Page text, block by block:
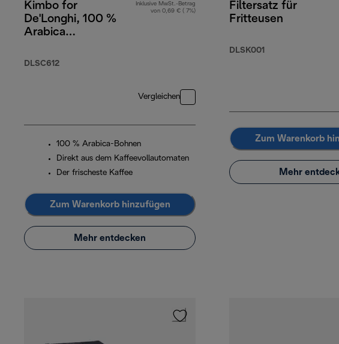
Kimbo for
De'Longhi, 100 %
Arabica
250 g
DLSC612
Inklusive MwSt.-Betrag
von 0,69 € ( 7%)
Vergleichen
100 % Arabica-Bohnen
Direkt aus dem Kaffeevollautomaten
Der frischeste Kaffee
Zum Warenkorb hinzufügen
Mehr entdecken
Filtersatz für
Fritteusen
DLSK001
Zum Warenkorb
Mehr